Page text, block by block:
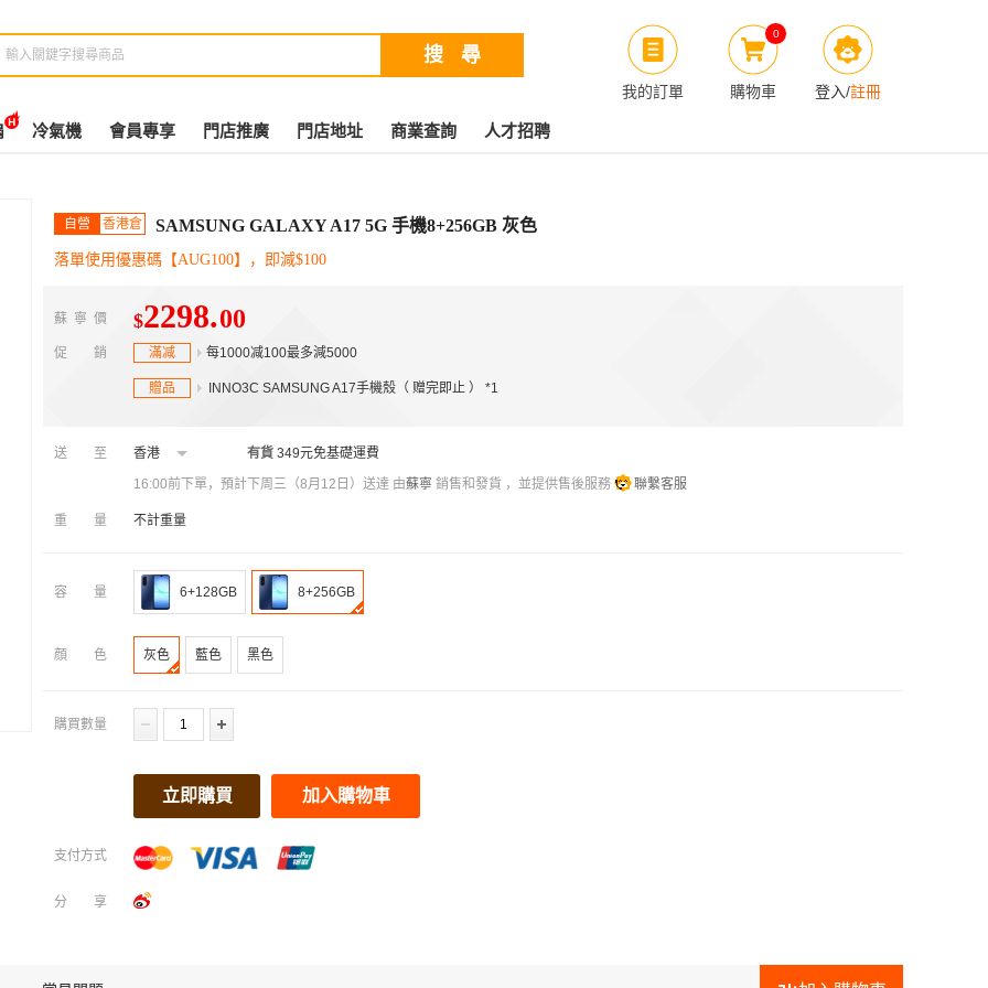
我的訂單
0
購物車 登入/註冊
冷氣機 會員專享 門店推廣 門店地址 商業查詢 人才招聘
自營 香港倉 SAMSUNG GALAXY A17 5G 手機8+256GB 灰色
落單使用優惠碼【AUG100】，即減$100
蘇寧價 $2298.00
促銷 滿减 每1000减100最多減5000
贈品 INNO3C SAMSUNG A17手機殼（ 赠完即止 ） *1
送至 香港 有貨 349元免基礎運費
16:00前下單，預計下周三（8月12日）送達 由蘇寧 銷售和發貨 ，並提供售後服務 聯繫客服
重量 不計重量
容量 6+128GB 8+256GB
顔色 灰色 藍色 黑色
購買數量
立即購買 加入購物車
支付方式
分享